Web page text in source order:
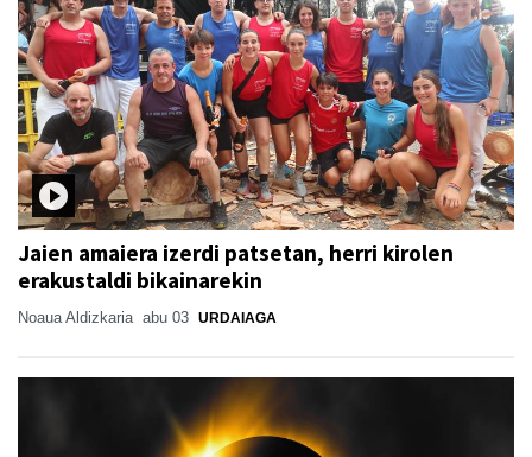
Jaien amaiera izerdi patsetan, herri kirolen
erakustaldi bikainarekin
Noaua Aldizkaria abu 03 URDAIAGA